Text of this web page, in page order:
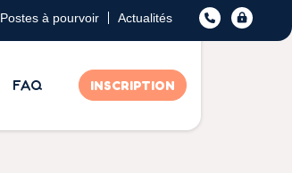
FAQ INSCRIPTION
Postes à pourvoir Actualités